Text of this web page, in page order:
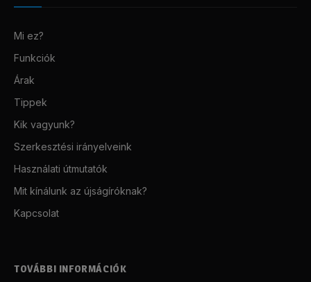
Mi ez?
Funkciók
Árak
Tippek
Kik vagyunk?
Szerkesztési irányelveink
Használati útmutatók
Mit kínálunk az újságíróknak?
Kapcsolat
TOVÁBBI INFORMÁCIÓK